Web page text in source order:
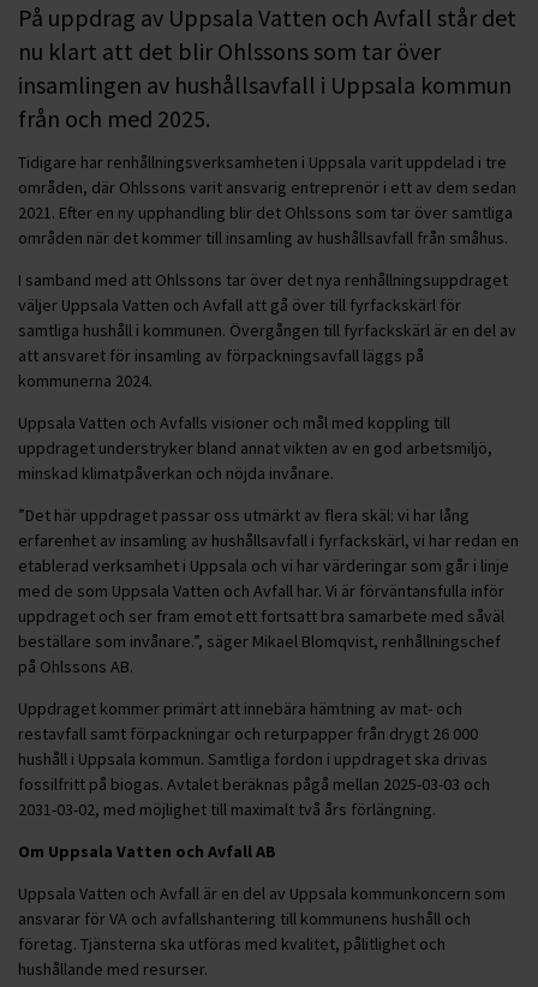
På uppdrag av Uppsala Vatten och Avfall står det
nu klart att det blir Ohlssons som tar över
insamlingen av hushållsavfall i Uppsala kommun
från och med 2025.
Tidigare har renhållningsverksamheten i Uppsala varit uppdelad i tre
områden, där Ohlssons varit ansvarig entreprenör i ett av dem sedan
2021. Efter en ny upphandling blir det Ohlssons som tar över samtliga
områden när det kommer till insamling av hushållsavfall från småhus.
I samband med att Ohlssons tar över det nya renhållningsuppdraget
väljer Uppsala Vatten och Avfall att gå över till fyrfackskärl för
samtliga hushåll i kommunen. Övergången till fyrfackskärl är en del av
att ansvaret för insamling av förpackningsavfall läggs på
kommunerna 2024.
Uppsala Vatten och Avfalls visioner och mål med koppling till
uppdraget understryker bland annat vikten av en god arbetsmiljö,
minskad klimatpåverkan och nöjda invånare.
”Det här uppdraget passar oss utmärkt av flera skäl: vi har lång
erfarenhet av insamling av hushållsavfall i fyrfackskärl, vi har redan en
etablerad verksamhet i Uppsala och vi har värderingar som går i linje
med de som Uppsala Vatten och Avfall har. Vi är förväntansfulla inför
uppdraget och ser fram emot ett fortsatt bra samarbete med såväl
beställare som invånare.”, säger Mikael Blomqvist, renhållningschef
på Ohlssons AB.
Uppdraget kommer primärt att innebära hämtning av mat- och
restavfall samt förpackningar och returpapper från drygt 26 000
hushåll i Uppsala kommun. Samtliga fordon i uppdraget ska drivas
fossilfritt på biogas. Avtalet beräknas pågå mellan 2025-03-03 och
2031-03-02, med möjlighet till maximalt två års förlängning.
Om Uppsala Vatten och Avfall AB
Uppsala Vatten och Avfall är en del av Uppsala kommunkoncern som
ansvarar för VA och avfallshantering till kommunens hushåll och
företag. Tjänsterna ska utföras med kvalitet, pålitlighet och
hushållande med resurser.